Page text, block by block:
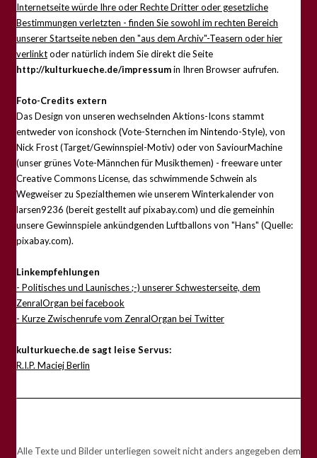
Internetseite würde Ihre oder Rechte Dritter oder gesetzliche
Bestimmungen verletzten - finden Sie sowohl im rechten Bereich
unserer Startseite neben den "aus dem Archiv"-Teasern oder hier
verlinktoder natürlich indem Sie direkt die Seite
http://kulturkueche.de/impressumin Ihren Browser aufrufen.
Foto-Credits extern
Das Design von unseren wechselnden Aktions-Icons stammt
entweder von iconshock (Vote-Sternchen im Nintendo-Style), von
Nick Frost (Target/Gewinnspiel-Motiv) oder von SaviourMachine
(unser grünes Vote-Männchen für Musikthemen) - freeware unter
Creative Commons License, das schwimmende Schwein als
Wegweiser zu Spezialthemen wie unserem Winterkalender von
larsen9236 (bereit gestellt auf pixabay.com) und die gemeinhin
unsere Gewinnspiele ankündgenden Luftballons von "Hans" (Quelle:
pixabay.com).
Linkempfehlungen
- Politisches und Launisches ;-) unserer Schwesterseite, dem
ZenralOrgan bei facebook
- Kurze Zwischenrufe vom ZenralOrgan bei Twitter
kulturkueche.de sagt leise Servus:
R.I.P. Maciej Berlin
Alle Texte und Bilder unterliegen soweit nicht anders angegeben dem